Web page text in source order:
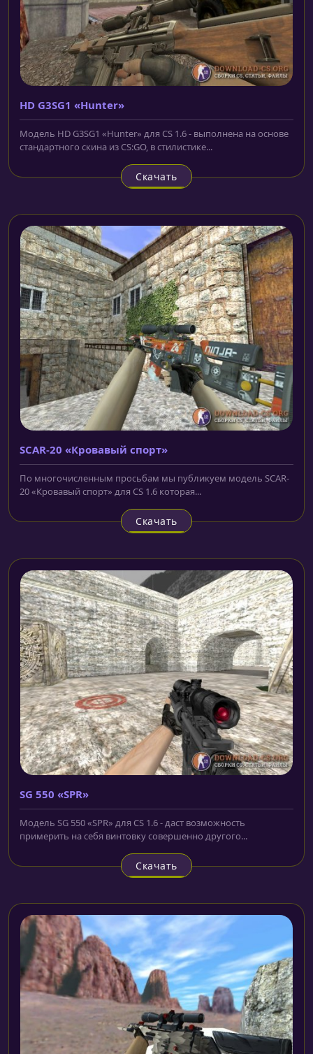
HD G3SG1 «Hunter»
Модель HD G3SG1 «Hunter» для CS 1.6 - выполнена на основе
стандартного скина из CS:GO, в стилистике...
Скачать
SCAR-20 «Кровавый спорт»
По многочисленным просьбам мы публикуем модель SCAR-
20 «Кровавый спорт» для CS 1.6 которая...
Скачать
SG 550 «SPR»
Модель SG 550 «SPR» для CS 1.6 - даст возможность
примерить на себя винтовку совершенно другого...
Скачать